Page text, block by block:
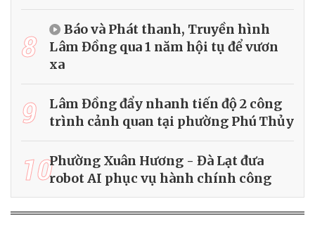
8
Báo và Phát thanh, Truyền hình
Lâm Đồng qua 1 năm hội tụ để vươn
xa
9
Lâm Đồng đẩy nhanh tiến độ 2 công
trình cảnh quan tại phường Phú Thủy
10Phường Xuân Hương - Đà Lạt đưa
robot AI phục vụ hành chính công